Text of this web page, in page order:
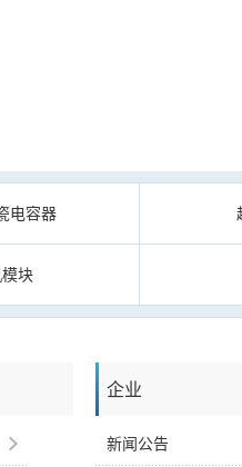
电容器
块
企业
新闻公告